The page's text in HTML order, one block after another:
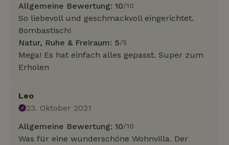
Allgemeine Bewertung: 10/10
So liebevoll und geschmackvoll eingerichtet.
Bombastisch!
Natur, Ruhe & Freiraum: 5/5
Mega! Es hat einfach alles gepasst. Super zum
Erholen
Leo
23. Oktober 2021
Allgemeine Bewertung: 10/10
Was für eine wunderschöne Wohnvilla. Der